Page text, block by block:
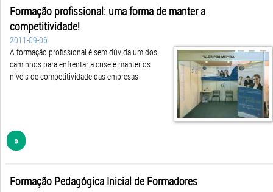
Formação profissional: uma forma de manter a
competitividade!
2011-09-06
A formação profissional é sem dúvida um dos
caminhos para enfrentar a crise e manter os
níveis de competitividade das empresas
»
Formação Pedagógica Inicial de Formadores